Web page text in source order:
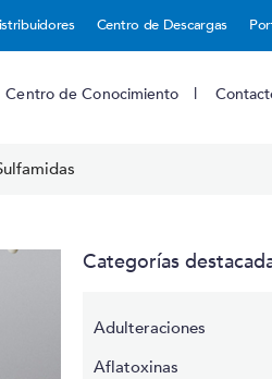
Centro de Descargas
Centro de Conocimiento
Categorías
Adulteraciones
Aflatoxinas